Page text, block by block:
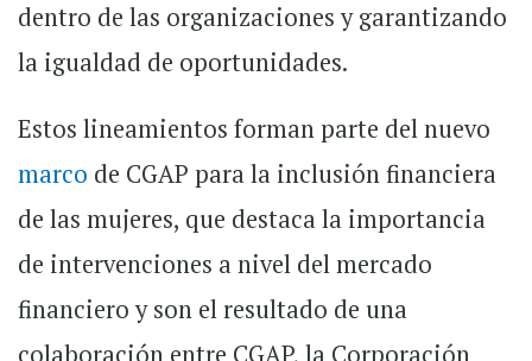
dentro de las organizaciones y garantizando
la igualdad de oportunidades.
Estos lineamientos forman parte del nuevo
marco de CGAP para la inclusión financiera
de las mujeres, que destaca la importancia
de intervenciones a nivel del mercado
financiero y son el resultado de una